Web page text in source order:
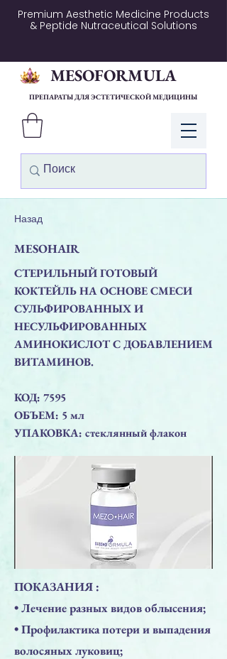
Premium Aesthetic Medicine Products
& Peptide Nutraceutical Solutions
Войти
MESOFORMULA
ПРЕПАРАТЫ ДЛЯ ЭСТЕТИЧЕСКОЙ МЕДИЦИНЫ
Назад
MESOHAIR
СТЕРИЛЬНЫЙ ГОТОВЫЙ
КОКТЕЙЛЬ НА ОСНОВЕ СМЕСИ
СУЛЬФИРОВАННЫХ И
НЕСУЛЬФИРОВАННЫХ
АМИНОКИСЛОТ С ДОБАВЛЕНИЕМ
ВИТАМИНОВ.
КОД: 7595
ОБЪЕМ: 5 мл
УПАКОВКА: стеклянный флакон
ПОКАЗАНИЯ :
• Лечение разных видов облысения;
• Профилактика потери и выпадения
волосяных луковиц;